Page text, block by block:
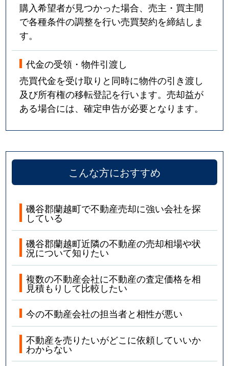
購入希望者が見つかった場合、売主・買主間
で各種条件の調整を行い売買契約を締結しま
す。
代金の受領・物件引渡し
売買代金を受け取りと同時に物件の引き渡し
及び所有権の移転登記を行います。売却益が
ある場合には、確定申告が必要となります。
こんな方におすすめ
磯谷郡蘭越町で不動産売却に強い会社を探
している
磯谷郡蘭越町近隣の不動産の売却相場や状
況について知りたい
複数の不動産会社に不動産の査定価格を相
見積もりして比較したい
今の不動産会社の担当者と相性が悪い
不動産を売りたいがどこに依頼していいか
わからない